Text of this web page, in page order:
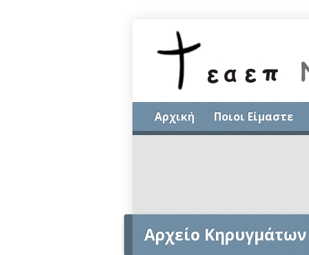
Αρχική Ποιοι Είμαστε
Αρχείο Κηρυγμάτων